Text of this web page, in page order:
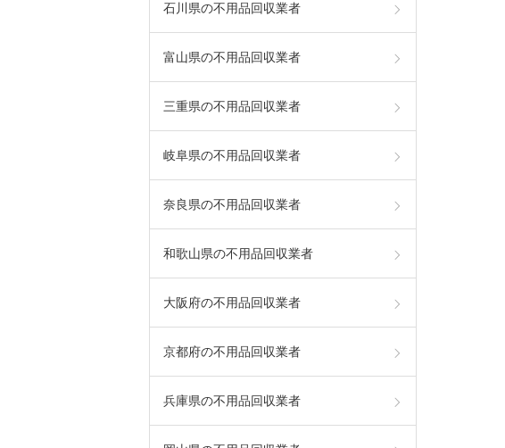
石川県の不用品回収業者
富山県の不用品回収業者
三重県の不用品回収業者
岐阜県の不用品回収業者
奈良県の不用品回収業者
和歌山県の不用品回収業者
大阪府の不用品回収業者
京都府の不用品回収業者
兵庫県の不用品回収業者